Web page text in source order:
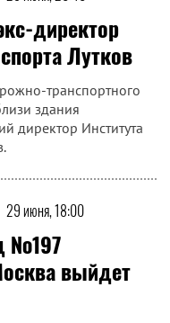
директор
Лутков
транспортного
здания
директор Института
29 июня, 18:00
№197
выйдет